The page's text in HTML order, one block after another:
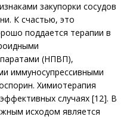
закупорки сосудов
К счастью, это
поддается терапии в
(НПВП),
иммуносупрессивными
Химиотерапия
случаях [12]. В
исходом является